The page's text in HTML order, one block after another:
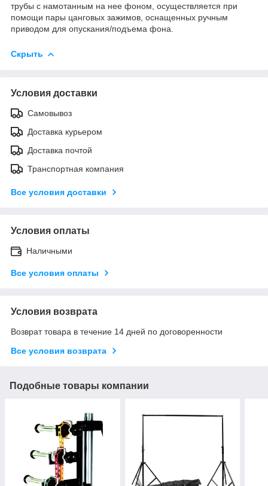
трубы с намотанным на нее фоном, осуществляется при
помощи пары цанговых зажимов, оснащенных ручным
приводом для опускания/подъема фона.
Скрыть
Условия доставки
Самовывоз
Доставка курьером
Доставка почтой
Транспортная компания
Все условия доставки
Условия оплаты
Наличными
Все условия оплаты
Условия возврата
Возврат товара в течение 14 дней по договоренности
Все условия возврата
Подобные товары компании